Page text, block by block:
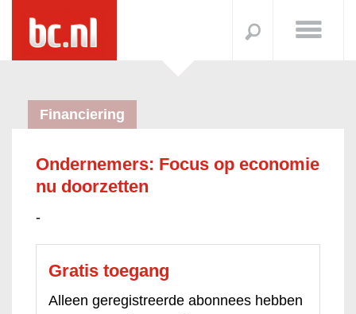
Financiering
Ondernemers: Focus op economie
nu doorzetten
-
Gratis toegang
Alleen geregistreerde abonnees hebben